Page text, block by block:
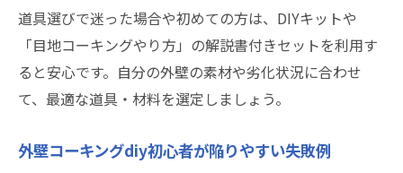
道具選びで迷った場合や初めての方は、DIYキットや
「目地コーキングやり方」の解説書付きセットを利用す
ると安心です。自分の外壁の素材や劣化状況に合わせ
て、最適な道具・材料を選定しましょう。
外壁コーキングdiy初心者が陥りやすい失敗例